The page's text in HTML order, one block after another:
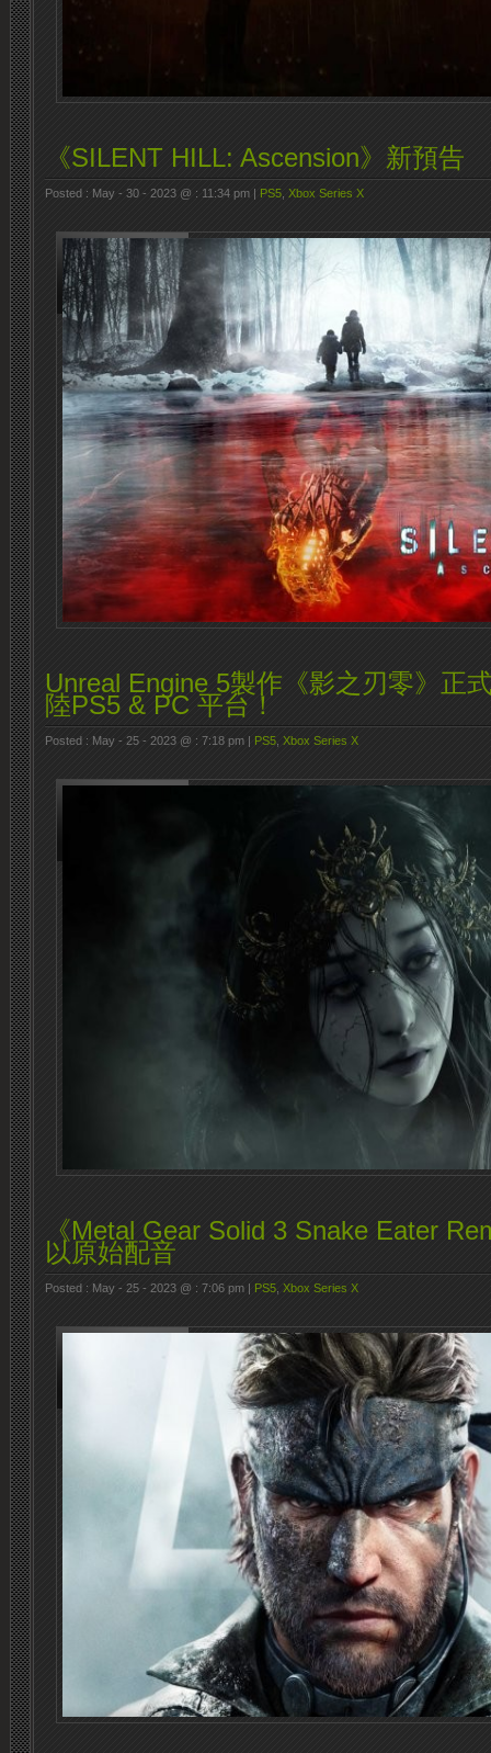
《SILENT HILL: Ascension》新預告
Posted : May - 30 - 2023 @ : 11:34 pm | PS5 Xbox Series X
Unreal Engine 5製作《影之刃零》正
陸PS5 & PC 平台！
Posted : May - 25 - 2023 @ : 7:18 pm | PS5 Xbox Series X
《Metal Gear Solid 3 Snake Eater
以原始配音
Posted : May - 25 - 2023 @ : 7:06 pm | PS5 Xbox Series X